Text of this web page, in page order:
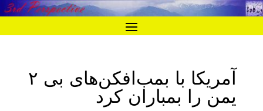
آمریکا با بمب‌افکن‌های بی ۲
یمن را بمباران کرد